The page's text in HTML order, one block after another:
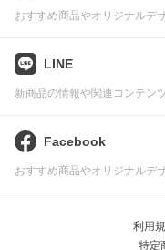
おすすめ商品やオリジナルデ
LINE
新商品の情報や関連コンテン
Facebook
おすすめ商品やオリジナルデ
利用
特定